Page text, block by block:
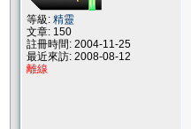
等級: 精靈
文章: 150
註冊時間: 2004-11-25
最近來訪: 2008-08-12
離線